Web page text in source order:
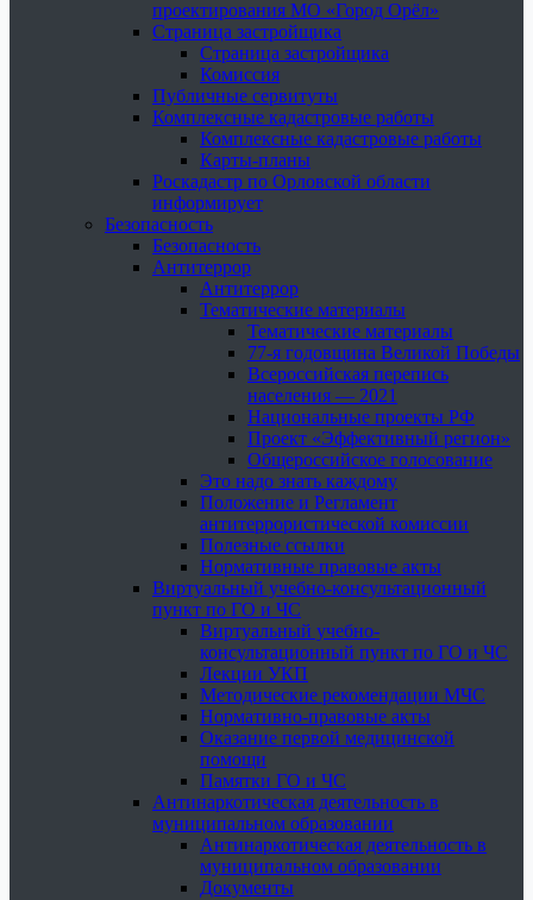
проектирования МО «Город Орёл»
Страница застройщика
Страница застройщика
Комиссия
Публичные сервитуты
Комплексные кадастровые работы
Комплексные кадастровые работы
Карты-планы
Роскадастр по Орловской области
информирует
Безопасность
Безопасность
Антитеррор
Антитеррор
Тематические материалы
Тематические материалы
77-я годовщина Великой Победы
Всероссийская перепись
населения — 2021
Национальные проекты РФ
Проект «Эффективный регион»
Общероссийское голосование
Это надо знать каждому
Положение и Регламент
антитеррористической комиссии
Полезные ссылки
Нормативные правовые акты
Виртуальный учебно-консультационный
пункт по ГО и ЧС
Виртуальный учебно-
консультационный пункт по ГО и ЧС
Лекции УКП
Методические рекомендации МЧС
Нормативно-правовые акты
Оказание первой медицинской
помощи
Памятки ГО и ЧС
Антинаркотическая деятельность в
муниципальном образовании
Антинаркотическая деятельность в
муниципальном образовании
Документы